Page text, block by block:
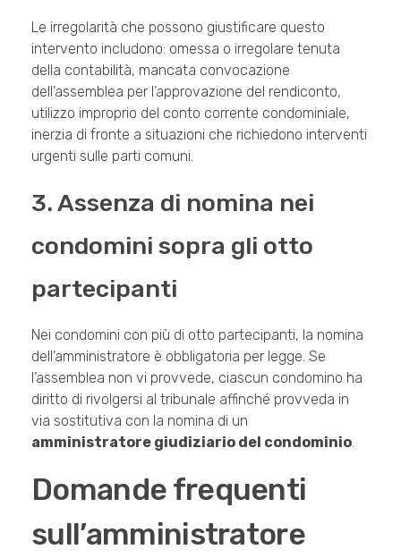
Le irregolarità che possono giustificare questo
intervento includono: omessa o irregolare tenuta
della contabilità, mancata convocazione
dell’assemblea per l’approvazione del rendiconto,
utilizzo improprio del conto corrente condominiale,
inerzia di fronte a situazioni che richiedono interventi
urgenti sulle parti comuni.
3. Assenza di nomina nei
condomini sopra gli otto
partecipanti
Nei condomini con più di otto partecipanti, la nomina
dell’amministratore è obbligatoria per legge. Se
l’assemblea non vi provvede, ciascun condomino ha
diritto di rivolgersi al tribunale affinché provveda in
via sostitutiva con la nomina di un
amministratore giudiziario del condominio.
Domande frequenti
sull’amministratore